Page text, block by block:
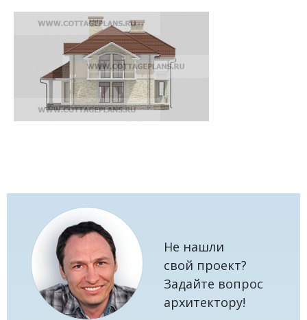
Не нашли
свой проект?
Задайте вопрос
архитектору!